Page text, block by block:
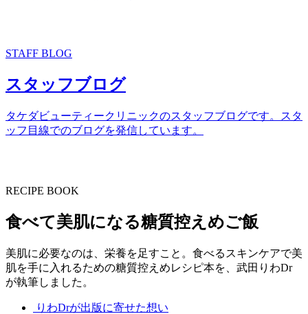
STAFF BLOG
スタッフブログ
タケダビューティークリニックのスタッフブログです。スタ
ッフ目線でのブログを発信しています。
RECIPE BOOK
食べて美肌になる糖質控えめご飯
美肌に必要なのは、栄養を足すこと。食べるスキンケアで美
肌を手に入れるための糖質控えめレシピ本を、武田りわDr
が執筆しました。
りわDrが出版に寄せた想い